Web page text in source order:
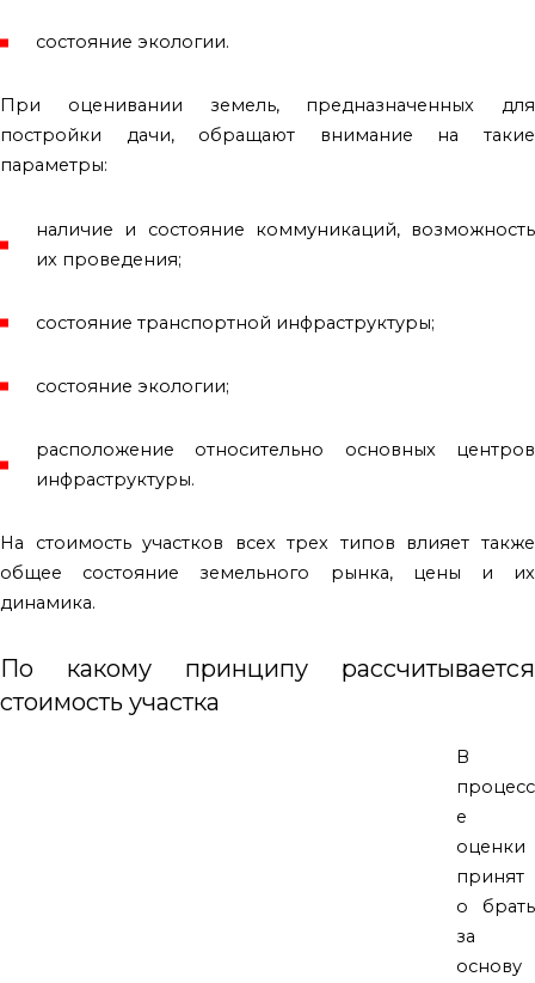
состояние экологии.
При оценивании земель, предназначенных для
постройки дачи, обращают внимание на такие
параметры:
наличие и состояние коммуникаций, возможность
их проведения;
состояние транспортной инфраструктуры;
состояние экологии;
расположение относительно основных центров
инфраструктуры.
На стоимость участков всех трех типов влияет также
общее состояние земельного рынка, цены и их
динамика.
По какому принципу рассчитывается
стоимость участка
В
процесс
е
оценки
принят
о брать
за
основу